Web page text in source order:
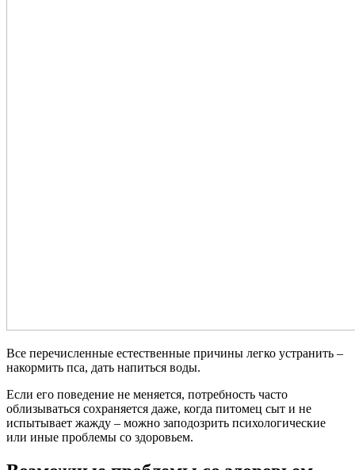
Все перечисленные естественные причины легко устранить –
накормить пса, дать напиться воды.
Если его поведение не меняется, потребность часто
облизываться сохраняется даже, когда питомец сыт и не
испытывает жажду – можно заподозрить психологические
или иные проблемы со здоровьем.